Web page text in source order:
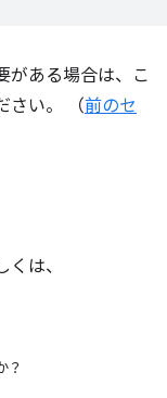
がある場合は、こ
さい。 （前のセ
は、
？